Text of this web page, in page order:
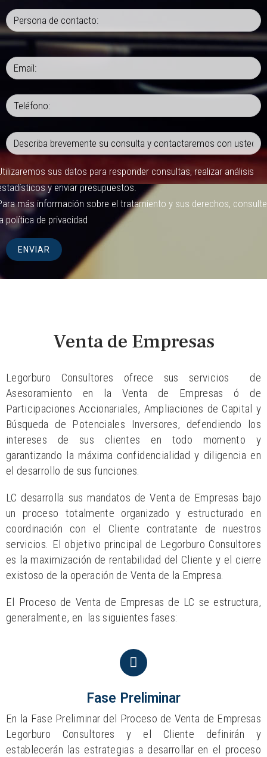
sus datos para responder consultas, realizar análisis
y enviar presupuestos.
más información sobre el tratamiento y sus derechos, consulte
política de privacidad
Venta de Empresas
Legorburo Consultores ofrece sus servicios de
Asesoramiento en la Venta de Empresas ó de
Participaciones Accionariales, Ampliaciones de Capital y
Búsqueda de Potenciales Inversores, defendiendo los
intereses de sus clientes en todo momento y
garantizando la máxima confidencialidad y diligencia en
el desarrollo de sus funciones.
LC desarrolla sus mandatos de Venta de Empresas bajo
un proceso totalmente organizado y estructurado en
coordinación con el Cliente contratante de nuestros
servicios. El objetivo principal de Legorburo Consultores
es la maximización de rentabilidad del Cliente y el cierre
existoso de la operación de Venta de la Empresa.
El Proceso de Venta de Empresas de LC se estructura,
generalmente, en las siguientes fases:
Fase Preliminar
En la Fase Preliminar del Proceso de Venta de Empresas
Legorburo Consultores y el Cliente definirán y
establecerán las estrategias a desarrollar en el proceso